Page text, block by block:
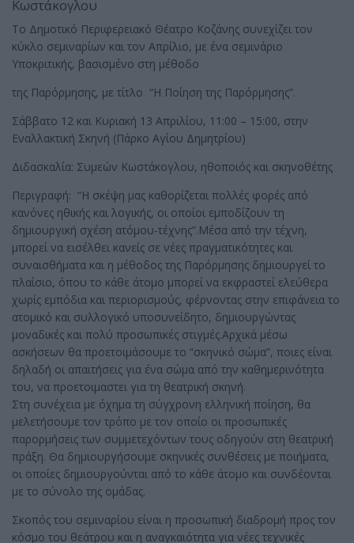
Κωστάκογλου
Το Δημοτικό Περιφερειακό Θέατρο Κοζάνης συνεχίζει τον
κύκλο σεμιναρίων και τον Απρίλιο, με ένα σεμινάριο
Υποκριτικής, βασισμένο στη μέθοδο
της Παρόρμησης, με τίτλο “Η Ποίηση της Παρόρμησης”.
Σάββατο 12 και Κυριακή 13 Απριλίου, 11:00 – 15:00, στην
Εναλλακτική Σκηνή (Πάρκο Αγίου Δημητρίου)
Διδασκαλία: Συμεών Κωστάκογλου, ηθοποιός και σκηνοθέτης
Περιγραφή: “Η σκέψη μας καθορίζεται πολλές φορές από
κανόνες ηθικής και λογικής, οι οποίοι εμποδίζουν τη
δημιουργική σχέση ατόμου-τέχνης”.Μέσα από την τέχνη,
μπορεί να εισέλθει κανείς σε νέες πραγματικότητες και
συναισθήματα και η μέθοδος της Παρόρμησης δημιουργεί το
πλαίσιο, όπου το κάθε άτομο μπορεί να εκφραστεί ελεύθερα
χωρίς εμπόδια και περιορισμούς, φέρνοντας στην επιφάνεια το
ατομικό και συλλογικό υποσυνείδητο, δημιουργώντας
μοναδικές και πολύ προσωπικές στιγμές.Αρχικά μέσω
ασκήσεων θα προετοιμάσουμε το “σκηνικό σώμα”, ποιες είναι
δηλαδή οι απαιτήσεις για ένα σώμα από την καθημερινότητα
του, να προετοιμαστει για τη θεατρική σκηνή.
Στη συνέχεια με όχημα τη σύγχρονη ελληνική ποίηση, θα
μελετήσουμε τον τρόπο με τον οποίο οι προσωπικές
παρορμήσεις των συμμετεχόντων τους οδηγούν στη θεατρική
πράξη. Θα δημιουργήσουμε σκηνικές συνθέσεις με ποιήματα,
οι οποίες δημιουργούνται από το κάθε άτομο και συνδέονται
με το σύνολο της ομάδας.
Σκοπός του σεμιναρίου είναι η προσωπική διαδρομή προς τον
κόσμο του θεάτρου και η αναγκαιότητα για νέες τεχνικές